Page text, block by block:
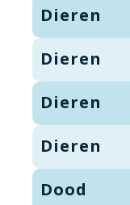
Dieren
Dieren
Dieren
Dieren
Dood